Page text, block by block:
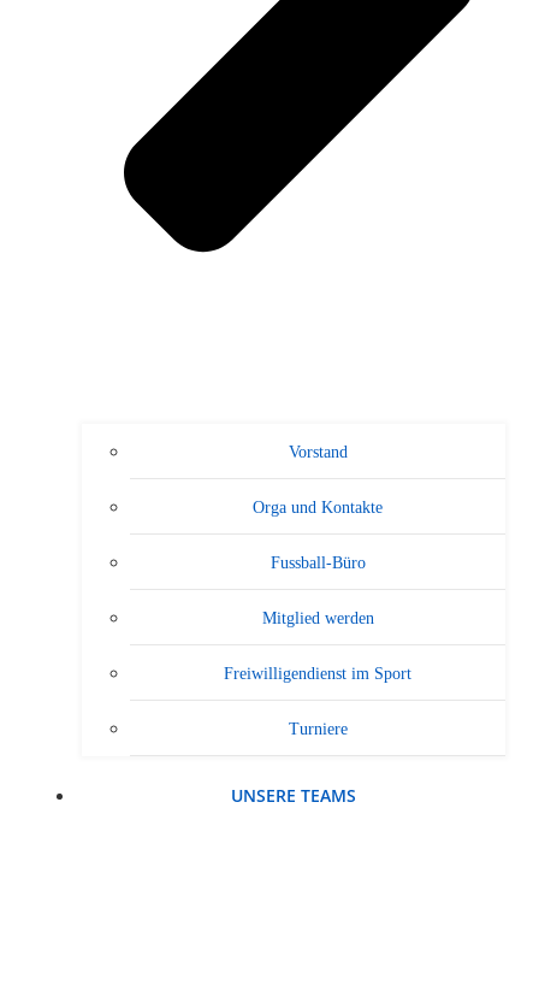
Vorstand
Orga und Kontakte
Fussball-Büro
Mitglied werden
Freiwilligendienst im Sport
Turniere
UNSERE TEAMS